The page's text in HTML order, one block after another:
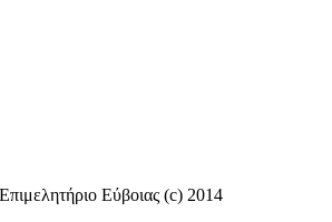
Επιμελητήριο Εύβοιας (c) 2014